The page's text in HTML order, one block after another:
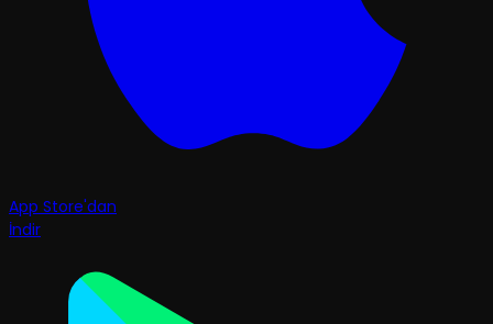
App Store'dan
İndir